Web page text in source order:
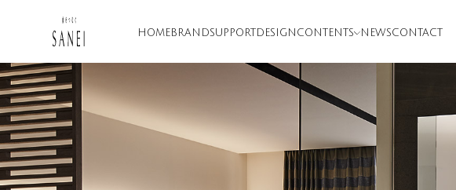
HOME BRANDSUPPORT DESIGN CONTENTS NEWSCONTACT